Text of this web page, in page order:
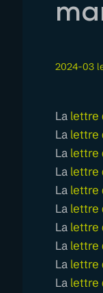
2024-03
La lettre
La lettre
La lettre
La lettre
La lettre
La lettre
La lettre
La lettre
La lettre
La lettre